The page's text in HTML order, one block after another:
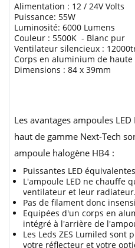
Alimentation : 12 / 24V Volts
Puissance: 55W
Luminosité: 6000 Lumens
Couleur : 5500K - Blanc pur
Ventilateur silencieux :
Corps en aluminium de
Dimensions : 84 x 39mm
Les avantages ampoules
haut de gamme Next-Tech
ampoule halogène HB4 :
Puissantes LED
L'ampoule LED ne chauffe
ventilateur et leur radiateur.
Pas de filament donc
Equipées d'un corps en
intégré à l'arrière de
Les Leds ZES Lumiled sont
votre réflecteur et votre